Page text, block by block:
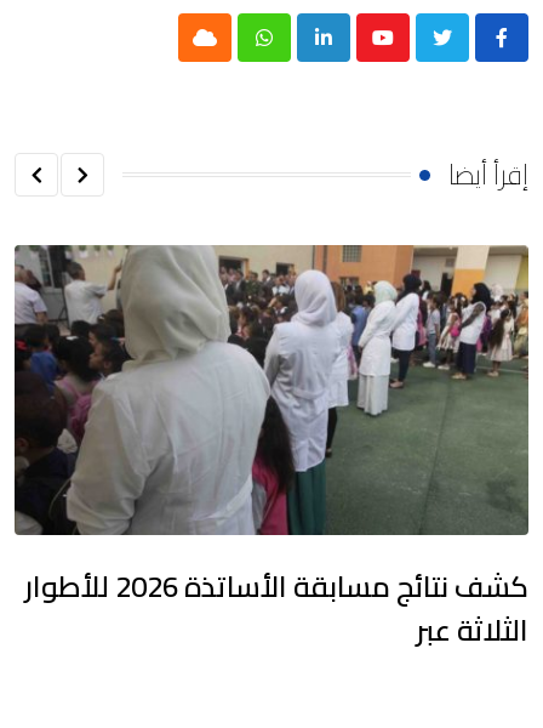
Youtube
LinkedIn
Whatsapp
Cloud
إقرأ أيضا
كشف نتائج مسابقة الأساتذة 2026 للأطوار
الثلاثة عبر